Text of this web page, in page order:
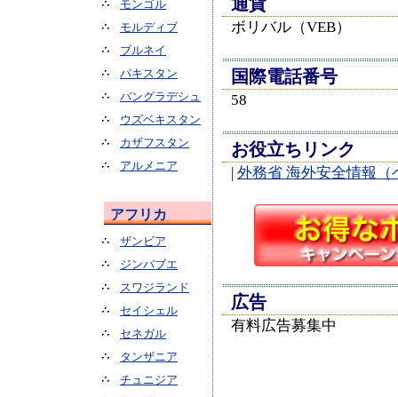
ボリバル（VEB）
国際電話番号
58
お役立ちリンク
| 外務省 海外安全情報（
広告
有料広告募集中
モンゴル
モルディブ
ブルネイ
パキスタン
バングラデシュ
ウズベキスタン
カザフスタン
アルメニア
アフリカ
ザンビア
ジンバブエ
スワジランド
セイシェル
セネガル
タンザニア
チュニジア